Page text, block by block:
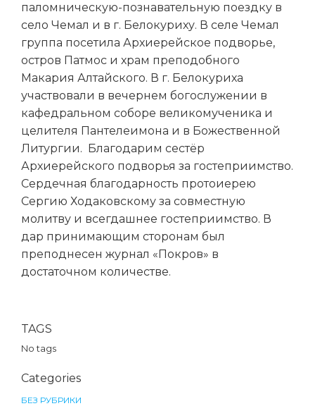
паломническую-познавательную поездку в
село Чемал и в г. Белокуриху. В селе Чемал
группа посетила Архиерейское подворье,
остров Патмос и храм преподобного
Макария Алтайского. В г. Белокуриха
участвовали в вечернем богослужении в
кафедральном соборе великомученика и
целителя Пантелеимона и в Божественной
Литургии. Благодарим сестёр
Архиерейского подворья за гостеприимство.
Сердечная благодарность протоиерею
Сергию Ходаковскому за совместную
молитву и всегдашнее гостеприимство. В
дар принимающим сторонам был
преподнесен журнал «Покров» в
достаточном количестве.
TAGS
No tags
Categories
БЕЗ РУБРИКИ